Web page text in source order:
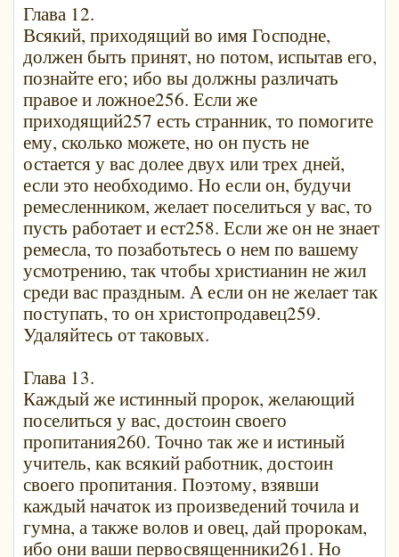
Глава 12.
Всякий, приходящий во имя Господне,
должен быть принят, но потом, испытав его,
познайте его; ибо вы должны различать
правое и ложное256. Если же
приходящий257 есть странник, то помогите
ему, сколько можете, но он пусть не
остается у вас долее двух или трех дней,
если это необходимо. Но если он, будучи
ремесленником, желает поселиться у вас, то
пусть работает и ест258. Если же он не знает
ремесла, то позаботьтесь о нем по вашему
усмотрению, так чтобы христианин не жил
среди вас праздным. А если он не желает так
поступать, то он христопродавец259.
Удаляйтесь от таковых.
Глава 13.
Каждый же истинный пророк, желающий
поселиться у вас, достоин своего
пропитания260. Точно так же и истиный
учитель, как всякий работник, достоин
своего пропитания. Поэтому, взявши
каждый начаток из произведений точила и
гумна, а также волов и овец, дай пророкам,
ибо они ваши первосвященники261. Но